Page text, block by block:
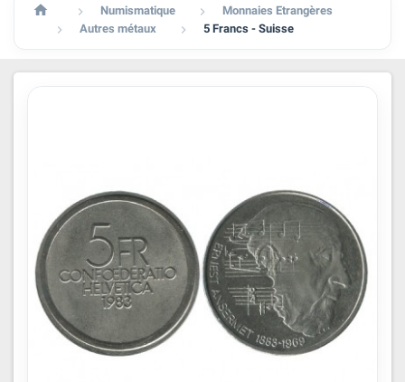
  Numismatique  Monnaies Etrangères
 Autres métaux  5 Francs - Suisse